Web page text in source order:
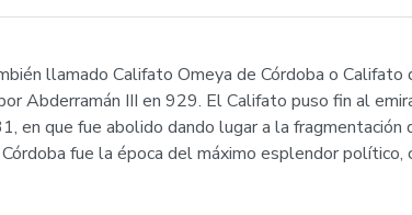
llamado Califato Omeya de Córdoba o
Abderramán III en 929. El Califato puso fin al
en que fue abolido dando lugar a la
fue la época del máximo esplendor